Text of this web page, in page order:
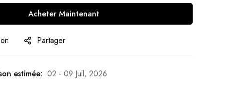
Acheter Maintenant
Partager
estimée: 02 - 09 Juil, 2026